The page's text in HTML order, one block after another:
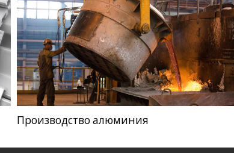
Производство алюминия